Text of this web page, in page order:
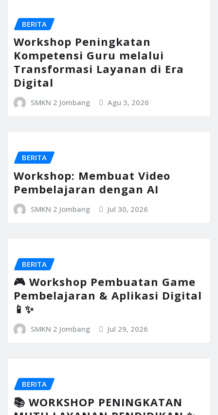
BERITA
Workshop Peningkatan
Kompetensi Guru melalui
Transformasi Layanan di Era
Digital
SMKN 2 Jombang Agu 3, 2026
BERITA
Workshop: Membuat Video
Pembelajaran dengan AI
SMKN 2 Jombang Jul 30, 2026
BERITA
🎮 Workshop Pembuatan Game
Pembelajaran & Aplikasi Digital
📱✨
SMKN 2 Jombang Jul 29, 2026
BERITA
📚 WORKSHOP PENINGKATAN